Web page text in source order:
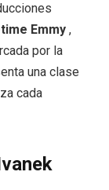
Emmy ,
por la
una clase
cada